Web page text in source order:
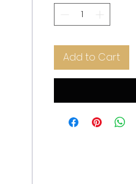
Add to Cart